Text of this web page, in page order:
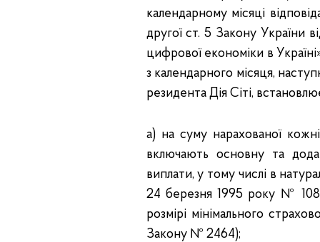
календарному місяці
другої ст. 5 Закону України
цифрової економіки в
з календарного місяця,
резидента Дія Сіті,
а) на суму нарахованої
включають основну та
виплати, у тому числі в
24 березня 1995 року №
розмірі мінімального
Закону № 2464);